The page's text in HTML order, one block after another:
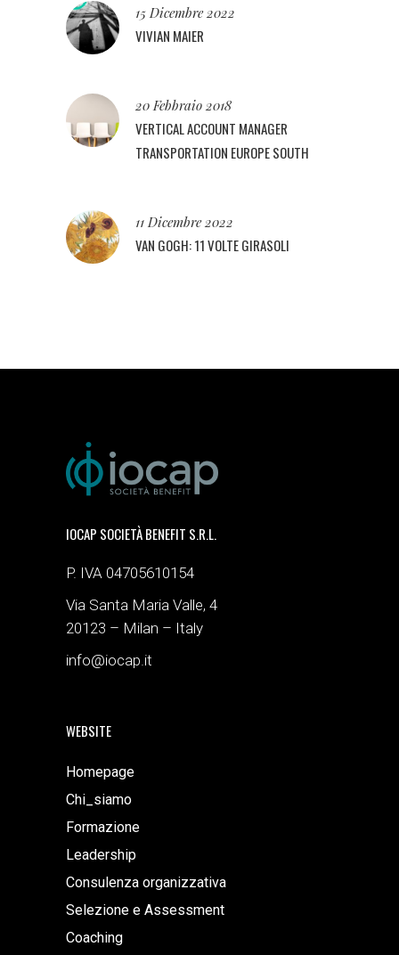
15 Dicembre 2022
VIVIAN MAIER
20 Febbraio 2018
VERTICAL ACCOUNT MANAGER
TRANSPORTATION EUROPE SOUTH
11 Dicembre 2022
VAN GOGH: 11 VOLTE GIRASOLI
IOCAP SOCIETÀ BENEFIT S.R.L.
P. IVA 04705610154
Via Santa Maria Valle, 4
20123 – Milan – Italy
info@iocap.it
WEBSITE
Homepage
Chi_siamo
Formazione
Leadership
Consulenza organizzativa
Selezione e Assessment
Coaching